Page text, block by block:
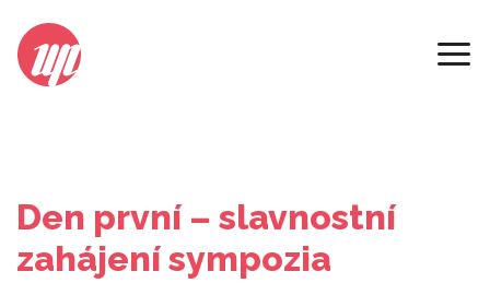
Den první – slavnostní
zahájení sympozia